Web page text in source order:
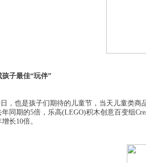
孩子最佳“玩伴”
，也是孩子们期待的儿童节，当天儿童类商
同期的5倍， 乐高(LEGO)积木创意百变组
增长10倍。